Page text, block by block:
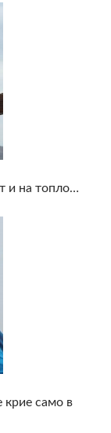
и на топло…
крие само в